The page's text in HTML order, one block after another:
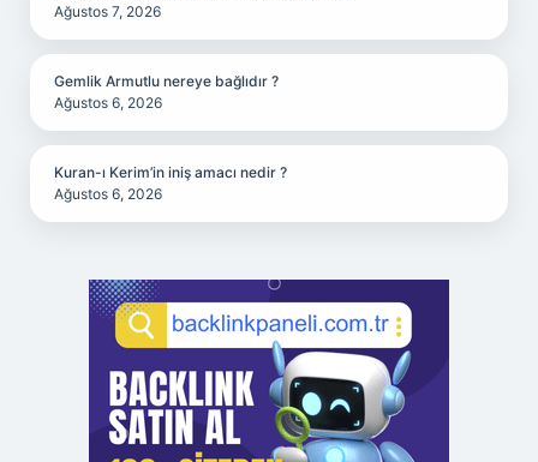
Ağustos 7, 2026
Gemlik Armutlu nereye bağlıdır ?
Ağustos 6, 2026
Kuran-ı Kerim’in iniş amacı nedir ?
Ağustos 6, 2026